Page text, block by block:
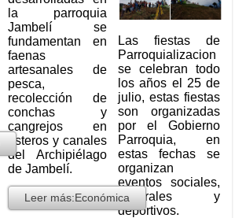
la parroquia
Jambelí se
fundamentan en
faenas
artesanales de
pesca,
recolección de
conchas y
cangrejos en
esteros y canales
del Archipiélago
de Jambelí.
Leer más:Económica
Las fiestas de
Parroquializacion
se celebran todo
los años el 25 de
julio, estas fiestas
son organizadas
por el Gobierno
Parroquia, en
estas fechas se
organizan
eventos sociales,
culturales y
deportivos.